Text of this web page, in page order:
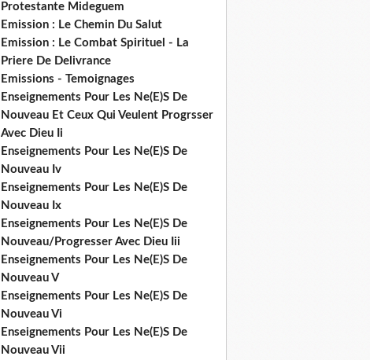
Protestante Mideguem
Emission : Le Chemin Du Salut
Emission : Le Combat Spirituel - La
Priere De Delivrance
Emissions - Temoignages
Enseignements Pour Les Ne(E)S De
Nouveau Et Ceux Qui Veulent Progrsser
Avec Dieu Ii
Enseignements Pour Les Ne(E)S De
Nouveau Iv
Enseignements Pour Les Ne(E)S De
Nouveau Ix
Enseignements Pour Les Ne(E)S De
Nouveau/Progresser Avec Dieu Iii
Enseignements Pour Les Ne(E)S De
Nouveau V
Enseignements Pour Les Ne(E)S De
Nouveau Vi
Enseignements Pour Les Ne(E)S De
Nouveau Vii